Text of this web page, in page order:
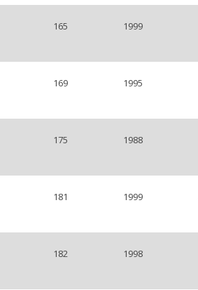
165 1999
169 1995
175 1988
181 1999
182 1998